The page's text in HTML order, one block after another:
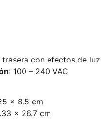
con efectos de
: 100 – 240 VAC
x 8.5 cm
x 26.7 cm